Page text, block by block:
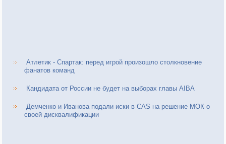
Атлетик - Спартак: перед игрой произошло столкновение
фанатов команд
Кандидата от России не будет на выборах главы AIBA
Демченко и Иванова подали иски в CAS на решение МОК о
своей дисквалификации